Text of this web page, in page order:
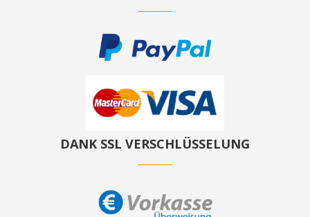
DANK SSL VERSCHLÜSSELUNG